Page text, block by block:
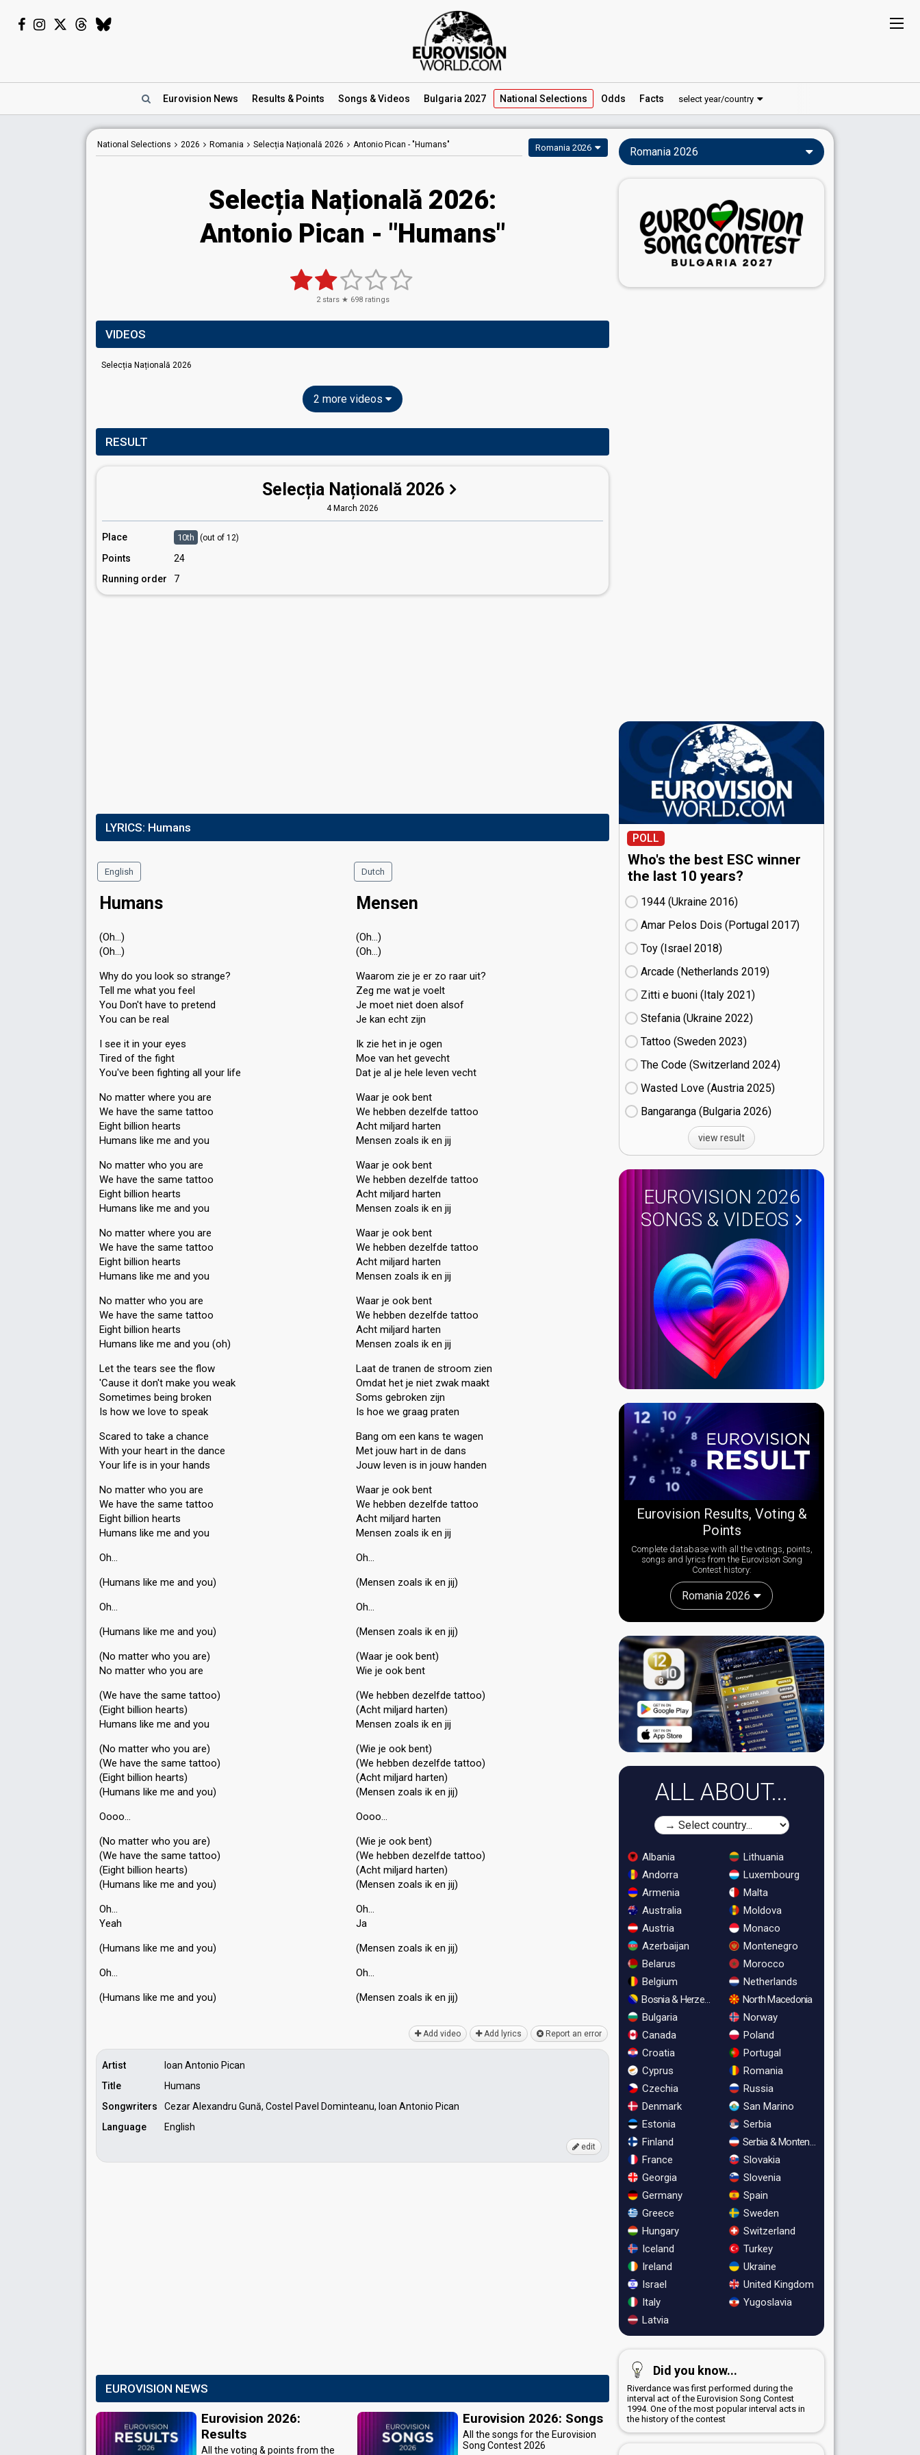
Eurovision News Results & Points Songs & Videos Bulgaria 2027 National Selections Odds Facts select year/country
National Selections 2026 Romania Selecția Națională 2026 Antonio Pican - "Humans" Romania 2026
Selecția Națională 2026:
Antonio Pican - "Humans"
2stars ★ 698ratings
VIDEOS
Selecția Națională 2026
2 more videos
RESULT
Selecția Națională 2026
4 March 2026
Place 10th (out of 12)
Points
24
Running order
7
LYRICS: Humans
English Dutch
Humans
(Oh…)
(Oh…)
Why do you look so strange?
Tell me what you feel
You Don't have to pretend
You can be real
I see it in your eyes
Tired of the fight
You've been fighting all your life
No matter where you are
We have the same tattoo
Eight billion hearts
Humans like me and you
No matter who you are
We have the same tattoo
Eight billion hearts
Humans like me and you
No matter where you are
We have the same tattoo
Eight billion hearts
Humans like me and you
No matter who you are
We have the same tattoo
Eight billion hearts
Humans like me and you (oh)
Let the tears see the flow
'Cause it don't make you weak
Sometimes being broken
Is how we love to speak
Scared to take a chance
With your heart in the dance
Your life is in your hands
No matter who you are
We have the same tattoo
Eight billion hearts
Humans like me and you
Oh…
(Humans like me and you)
Oh…
(Humans like me and you)
(No matter who you are)
No matter who you are
(We have the same tattoo)
(Eight billion hearts)
Humans like me and you
(No matter who you are)
(We have the same tattoo)
(Eight billion hearts)
(Humans like me and you)
Oooo…
(No matter who you are)
(We have the same tattoo)
(Eight billion hearts)
(Humans like me and you)
Oh…
Yeah
(Humans like me and you)
Oh…
(Humanѕ like me аnd you)
Mensen
(Oh…)
(Oh…)
Waarom zie je er zo raar uit?
Zeg me wat je voelt
Je moet niet doen alsof
Je kan echt zijn
Ik zie het in je ogen
Moe van het gevecht
Dat je al je hele leven vecht
Waar je ook bent
We hebben dezelfde tattoo
Acht miljard harten
Mensen zoals ik en jij
Waar je ook bent
We hebben dezelfde tattoo
Acht miljard harten
Mensen zoals ik en jij
Waar je ook bent
We hebben dezelfde tattoo
Acht miljard harten
Mensen zoals ik en jij
Waar je ook bent
We hebben dezelfde tattoo
Acht miljard harten
Mensen zoals ik en jij
Laat de tranen de stroom zien
Omdat het je niet zwak maakt
Soms gebroken zijn
Is hoe we graag praten
Bang om een kans te wagen
Met jouw hart in de dans
Jouw leven is in jouw handen
Waar je ook bent
We hebben dezelfde tattoo
Acht miljard harten
Mensen zoals ik en jij
Oh…
(Mensen zoals ik en jij)
Oh…
(Mensen zoals ik en jij)
(Waar je ook bent)
Wie je ook bent
(We hebben dezelfde tattoo)
(Acht miljard harten)
Mensen zoals ik en jij
(Wie je ook bent)
(We hebben dezelfde tattoo)
(Acht miljard harten)
(Mensen zoals ik en jij)
Oooo…
(Wie je ook bent)
(We hebben dezelfde tattoo)
(Acht miljard harten)
(Mensen zoals ik en jij)
Oh…
Ja
(Mensen zoals ik en jij)
Oh…
(Mensen zoаlѕ ik en jij)
Add video Add lyrics Report an error
Artist
Ioan Antonio Pican
Title
Humans
Songwriters
Cezar Alexandru Gună, Costel Pavel Dominteanu, Ioan Antonio Pican
Language
English
edit
EUROVISION NEWS
Eurovision 2026:
Results
All the voting & points from the
Eurovision 2026: Songs
All the songs for the Eurovision
Song Contest 2026
Romania 2026
POLL
Who's the best ESC winner
the last 10 years?
1944 (Ukraine
16)
Amar Pelos Dois (Portugal
17)
Toy (Israel
18)
Arcade (Netherlands
19)
Zitti e buoni​ (Italy
21)
Stefania (Ukraine
22)
Tattoo (Sweden
23)
The Code (Switzerland
24)
Wasted Love (Austria
25)
Bangaranga (Bulgaria
26)
view result
EUROVISION 2026
SONGS & VIDEOS
Eurovision Results, Voting &
Points
Complete database with all the votings, points,
songs and lyrics from the Eurovision Song
Contest history:
Romania 2026
ALL ABOUT...
Albania
Andorra
Armenia
Australia
Austria
Azerbaijan
Belarus
Belgium
Bosnia & Herzegovina
Bulgaria
Canada
Croatia
Cyprus
Czechia
Denmark
Estonia
Finland
France
Georgia
Germany
Greece
Hungary
Iceland
Ireland
Israel
Italy
Latvia
Lithuania
Luxembourg
Malta
Moldova
Monaco
Montenegro
Morocco
Netherlands
North Macedonia
Norway
Poland
Portugal
Romania
Russia
San Marino
Serbia
Serbia & Montenegro
Slovakia
Slovenia
Spain
Sweden
Switzerland
Turkey
Ukraine
United Kingdom
Yugoslavia
Did you know...
Riverdance was first performed during the
interval act of the Eurovision Song Contest
1994. One of the most popular interval acts in
the history of the contest